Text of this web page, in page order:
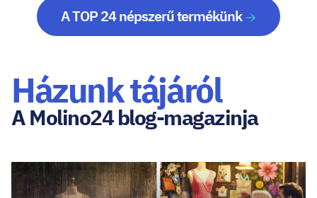
A TOP 24 népszerű termékünk
Házunk tájáról
A Molino24 blog-magazinja